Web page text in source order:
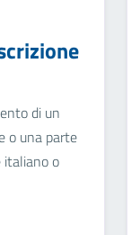
di un
o una parte
italiano o